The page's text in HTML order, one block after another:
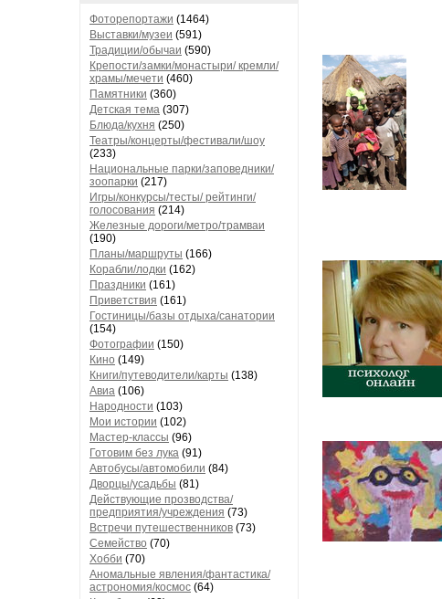
Фоторепортажи (1464)
Выставки/музеи (591)
Традиции/обычаи (590)
Крепости/замки/монастыри/ кремли/
храмы/мечети (460)
Памятники (360)
Детская тема (307)
Блюда/кухня (250)
Театры/концерты/фестивали/шоу
(233)
Национальные парки/заповедники/
зоопарки (217)
Игры/конкурсы/тесты/ рейтинги/
голосования (214)
Железные дороги/метро/трамваи
(190)
Планы/маршруты (166)
Корабли/лодки (162)
Праздники (161)
Приветствия (161)
Гостиницы/базы отдыха/санатории
(154)
Фотографии (150)
Кино (149)
Книги/путеводители/карты (138)
Авиа (106)
Народности (103)
Мои истории (102)
Мастер-классы (96)
Готовим без лука (91)
Автобусы/автомобили (84)
Дворцы/усадьбы (81)
Действующие прозводства/
предприятия/учреждения (73)
Встречи путешественников (73)
Семейство (70)
Хобби (70)
Аномальные явления/фантастика/
астрономия/космос (64)